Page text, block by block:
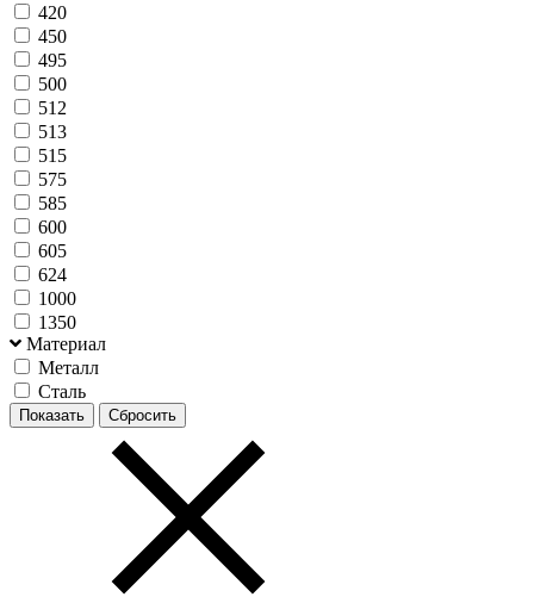
420
450
495
500
512
513
515
575
585
600
605
624
1000
1350
Материал
Металл
Сталь